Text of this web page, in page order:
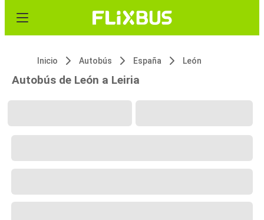
Inicio Autobús España León
Autobús de León a Leiria